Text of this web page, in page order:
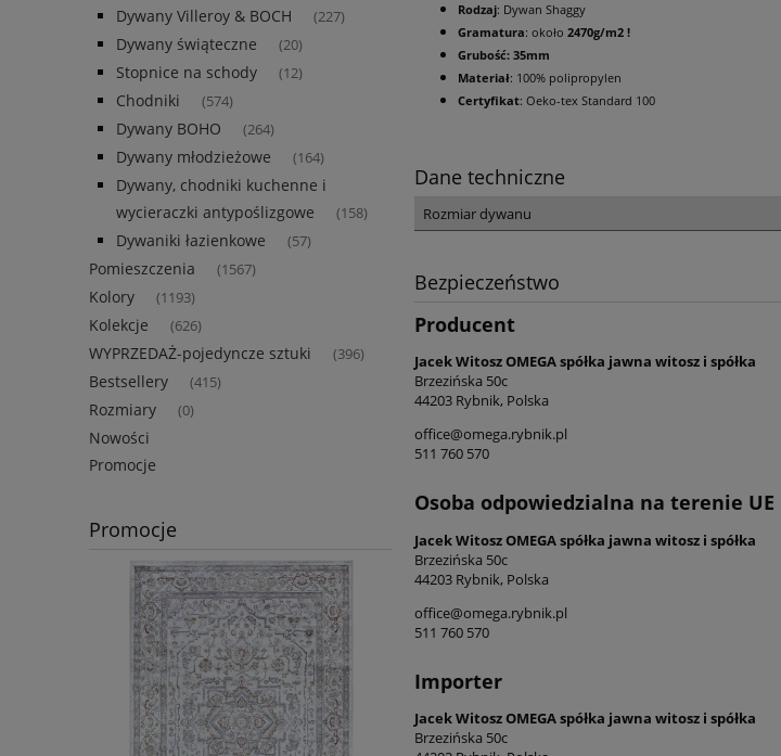
Dywany Villeroy & BOCH (227)
Dywany świąteczne (20)
Stopnice na schody (12)
Chodniki (574)
Dywany BOHO (264)
Dywany młodzieżowe (164)
Dywany, chodniki kuchenne i
wycieraczki antypoślizgowe
(158)
Dywaniki łazienkowe (57)
Pomieszczenia (1567)
Kolory (1193)
Kolekcje (626)
WYPRZEDAŻ-pojedyncze sztuki (396)
Bestsellery (415)
Rozmiary (0)
Nowości
Promocje
Promocje
Rodzaj: Dywan Shaggy
Gramatura: około 2470g/m2 !
Grubość: 35mm
Materiał: 100% polipropylen
Certyfikat: Oeko-tex Standard 100
Dane techniczne
Rozmiar dywanu
Bezpieczeństwo
Producent
Jacek Witosz OMEGA spółka jawna witosz i spółka
Brzezińska 50c
44203 Rybnik, Polska
office@omega.rybnik.pl
511 760 570
Osoba odpowiedzialna na terenie UE
Jacek Witosz OMEGA spółka jawna witosz i spółka
Brzezińska 50c
44203 Rybnik, Polska
office@omega.rybnik.pl
511 760 570
Importer
Jacek Witosz OMEGA spółka jawna witosz i spółka
Brzezińska 50c